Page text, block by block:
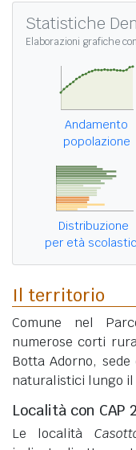
Statistiche
Elaborazioni grafiche
Andamento
popolazione
Distribuzione
per età
Il territorio
Comune nel
numerose corti
Botta Adorno,
naturalistici lungo il
Località con CAP
Le località